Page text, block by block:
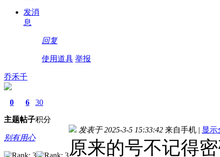
发消
息
回复
使用道具 举报
乔禾千
0
主题
6
帖子
30
积分
别有用心
发表于 2025-3-5 15:33:42 来自手机 | 显示
原来的号不记得